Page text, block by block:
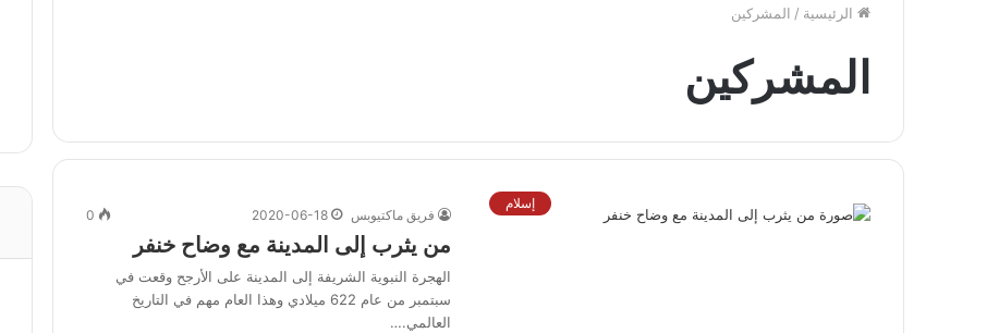
الرئيسية / المشركين
المشركين
إسلام
فريق ماكتيوبس 2020-06-18
0
من يثرب إلى المدينة مع وضاح خنفر
الهجرة النبوية الشريفة إلى المدينة على الأرجح وقعت في
سبتمبر من عام 622 ميلادي وهذا العام مهم في التاريخ
العالمي.…